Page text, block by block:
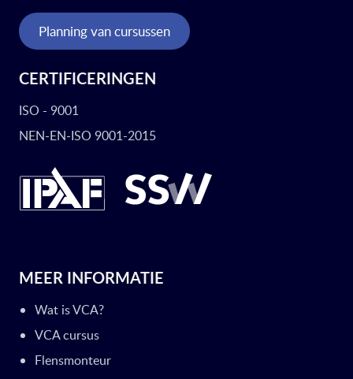
Planning van cursussen
CERTIFICERINGEN
ISO - 9001
NEN-EN-ISO 9001-2015
MEER INFORMATIE
Wat is VCA?
VCA cursus
Flensmonteur